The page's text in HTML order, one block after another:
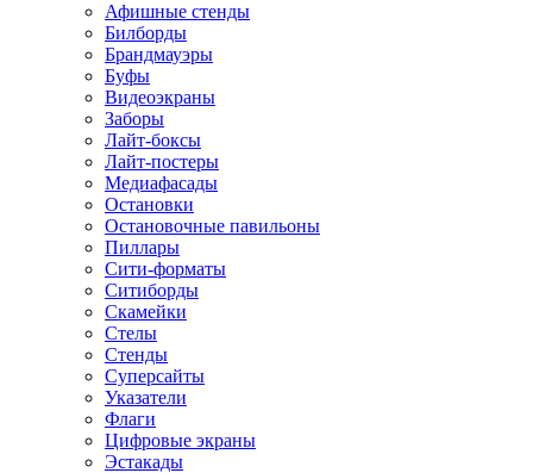
Афишные стенды
Билборды
Брандмауэры
Буфы
Видеоэкраны
Заборы
Лайт-боксы
Лайт-постеры
Медиафасады
Остановки
Остановочные павильоны
Пиллары
Сити-форматы
Ситиборды
Скамейки
Стелы
Стенды
Суперсайты
Указатели
Флаги
Цифровые экраны
Эстакады